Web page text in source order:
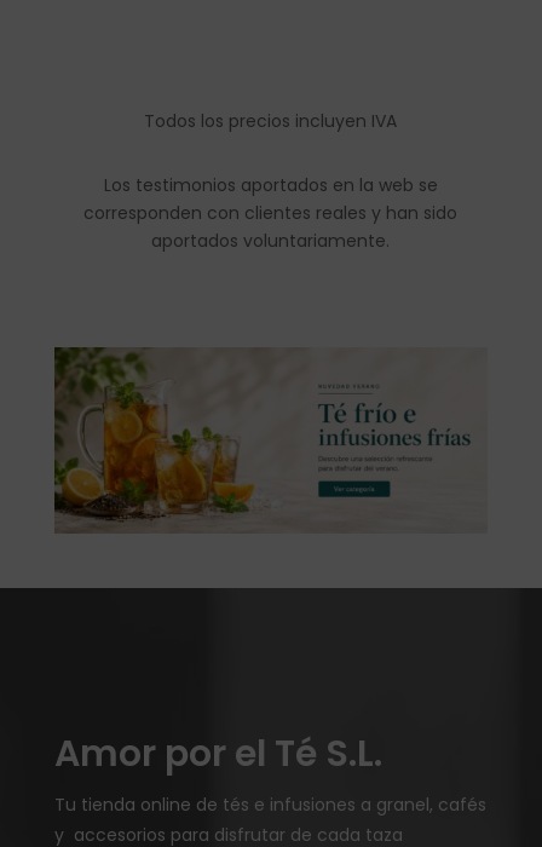
Todos los precios incluyen IVA
Los testimonios aportados en la web se
corresponden con clientes reales y han sido
aportados voluntariamente.
Amor por el Té S.L.
Tu tienda online de tés e infusiones a granel, cafés
y accesorios para disfrutar de cada taza